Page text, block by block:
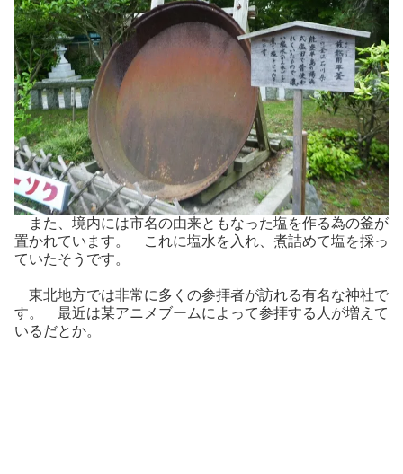
また、境内には市名の由来ともなった塩を作る為の釜が
置かれています。 これに塩水を入れ、煮詰めて塩を採っ
ていたそうです。
東北地方では非常に多くの参拝者が訪れる有名な神社で
す。 最近は某アニメブームによって参拝する人が増えて
いるだとか。